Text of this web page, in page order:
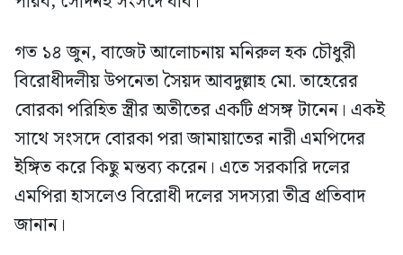
গত ১৪ জুন, বাজেট আলোচনায় মনিরুল হক চৌধুরী
বিরোধীদলীয় উপনেতা সৈয়দ আবদুল্লাহ মো. তাহেরের
বোরকা পরিহিত স্ত্রীর অতীতের একটি প্রসঙ্গ টানেন। একই
সাথে সংসদে বোরকা পরা জামায়াতের নারী এমপিদের
ইঙ্গিত করে কিছু মন্তব্য করেন। এতে সরকারি দলের
এমপিরা হাসলেও বিরোধী দলের সদস্যরা তীব্র প্রতিবাদ
জানান।